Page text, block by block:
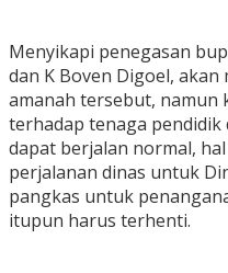
Menyikapi penegasan
dan K Boven Digoel,
amanah tersebut, namun
terhadap tenaga
dapat berjalan normal,
perjalanan dinas untuk
pangkas untuk
itupun harus terhenti.